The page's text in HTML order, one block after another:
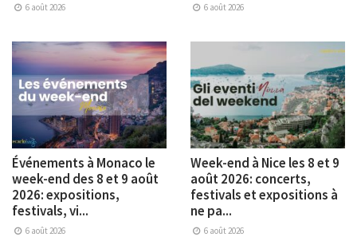
6 août 2026 6 août 2026
Événements à Monaco le
week-end des 8 et 9 août
2026: expositions,
festivals, vi...
6 août 2026
Week-end à Nice les 8 et 9
août 2026: concerts,
festivals et expositions à
ne pa...
6 août 2026